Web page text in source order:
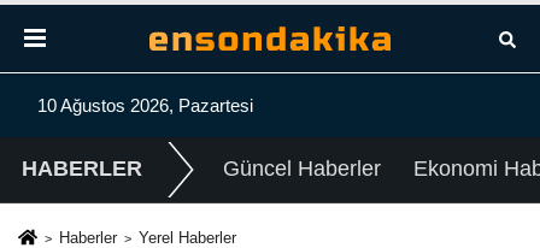
10 Ağustos 2026, Pazartesi
HABERLER Güncel Haberler Ekonomi
Haberler Yerel Haberler